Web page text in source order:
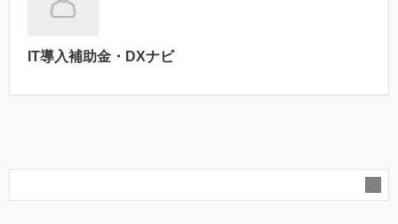
IT導入補助金・DXナビ